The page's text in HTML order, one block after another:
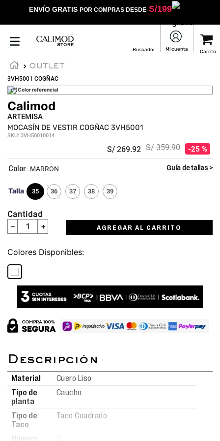
ENVÍO GRATIS POR COMPRAS DESDES/199
OUTLET
3VH5001 COGÑAC
(*)Color referencial
Calimod
ARTEMISA
MOCASÍN DE VESTIR COGÑAC 3VH5001
SKU: 3VH50010014
S/ 269.92 S/ 359.90 25 %
Talla 35 36 37 38 39
: MARRON
Cantidad
＋
－ AGREGAR AL CARRITO
Colores
Material
Cuero Liso
Tipo de
planta
Caucho
Tipo de
Taco
Taco Cuadrado
Número